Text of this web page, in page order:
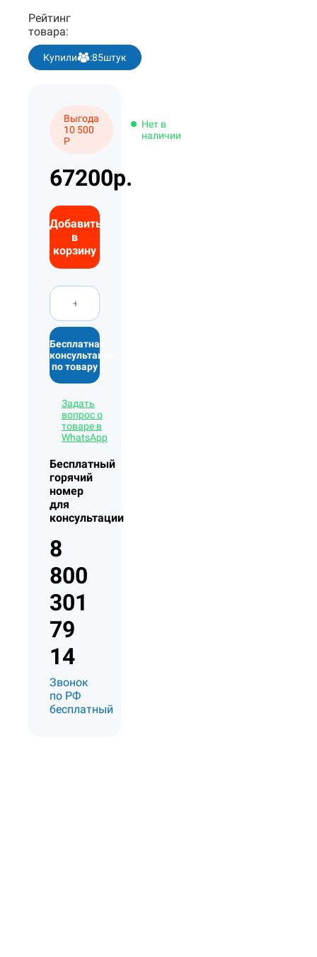
Рейтинг
товара:
Купили :85штук
Выгода
10 500
Р
Нет в
наличии
67200р.
Добавить
в
корзину
Бесплатная
консультация
по товару
Задать
вопрос о
товаре в
WhatsApp
Бесплатный
горячий
номер
для
консультации
8
800
301
79
14
Звонок
по РФ
бесплатный